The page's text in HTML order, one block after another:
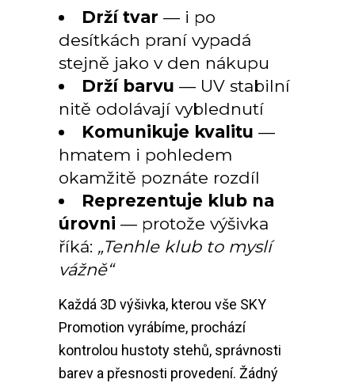
Drží tvar — i po
desítkách praní vypadá
stejně jako v den nákupu
Drží barvu — UV stabilní
nitě odolávají vyblednutí
Komunikuje kvalitu —
hmatem i pohledem
okamžitě poznáte rozdíl
Reprezentuje klub na
úrovni — protože výšivka
říká: „Tenhle klub to myslí
vážně“
Každá 3D výšivka, kterou vše SKY
Promotion vyrábíme, prochází
kontrolou hustoty stehů, správnosti
barev a přesnosti provedení. Žádný